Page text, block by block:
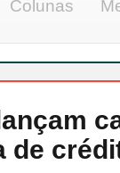
Colunas
de